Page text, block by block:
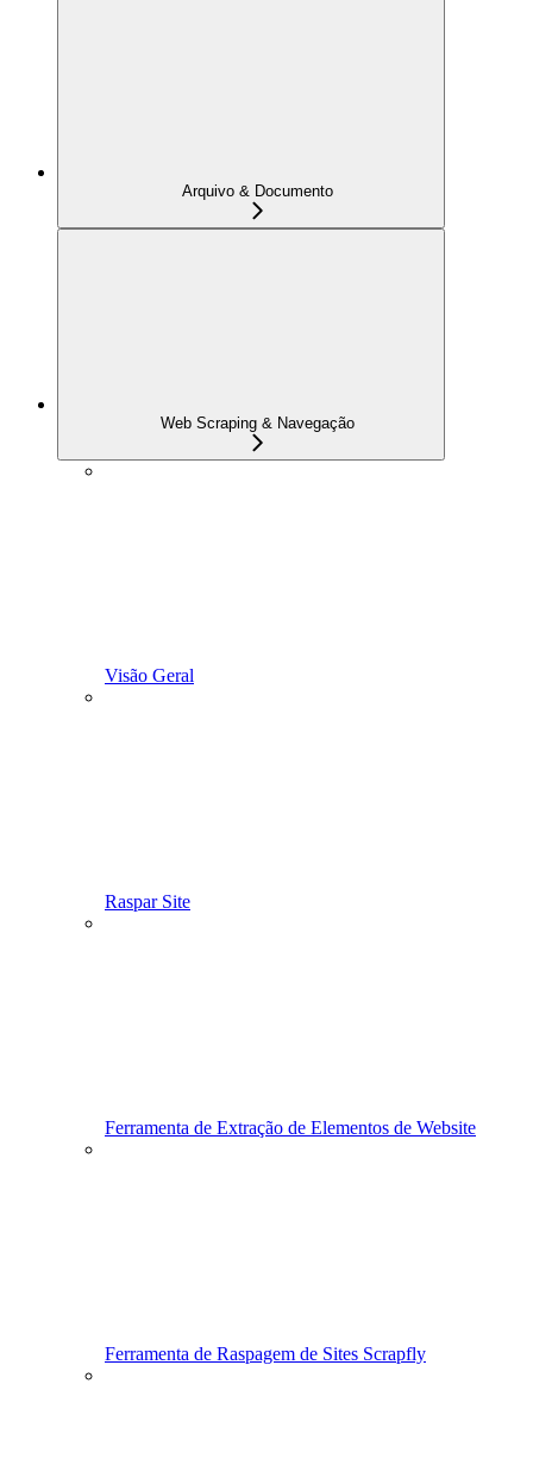
Arquivo & Documento
Web Scraping & Navegação
Visão Geral
Raspar Site
Ferramenta de Extração de Elementos de Website
Ferramenta de Raspagem de Sites Scrapfly